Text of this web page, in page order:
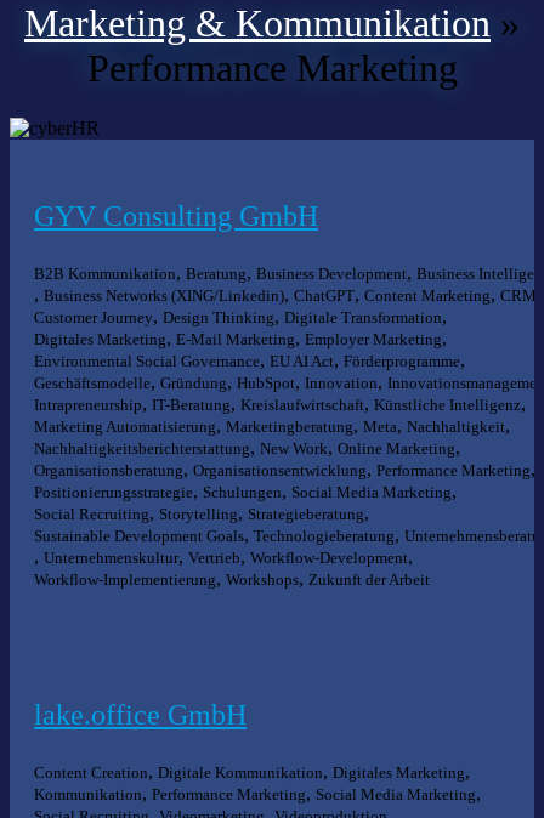
Marketing & Kommunikation »
Performance Marketing
GYV Consulting GmbH
B2B Kommunikation, Beratung, Business Development, Business
, Business Networks (XING/Linkedin), ChatGPT, Content Marketing, CRM
Customer Journey, Design Thinking, Digitale Transformation,
Digitales Marketing, E-Mail Marketing, Employer Marketing,
Environmental Social Governance, EU AI Act, Förderprogramme,
Geschäftsmodelle, Gründung, HubSpot, Innovation,
Intrapreneurship, IT-Beratung, Kreislaufwirtschaft, Künstliche Intelligenz,
Marketing Automatisierung, Marketingberatung, Meta, Nachhaltigkeit,
Nachhaltigkeitsberichterstattung, New Work, Online Marketing,
Organisationsberatung, Organisationsentwicklung, Performance Marketing,
Positionierungsstrategie, Schulungen, Social Media Marketing,
Social Recruiting, Storytelling, Strategieberatung,
Sustainable Development Goals, Technologieberatung,
, Unternehmenskultur, Vertrieb, Workflow-Development,
Workflow-Implementierung, Workshops, Zukunft der Arbeit
lake.office GmbH
Content Creation, Digitale Kommunikation, Digitales Marketing,
Kommunikation, Performance Marketing, Social Media Marketing,